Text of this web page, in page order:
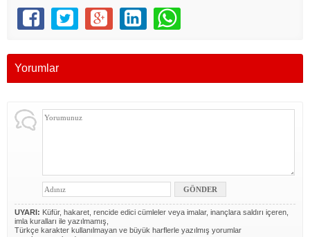
Yorumlar
UYARI: Küfür, hakaret, rencide edici cümleler veya imalar, inançlara saldırı içeren,
imla kuralları ile yazılmamış,
Türkçe karakter kullanılmayan ve büyük harflerle yazılmış yorumlar